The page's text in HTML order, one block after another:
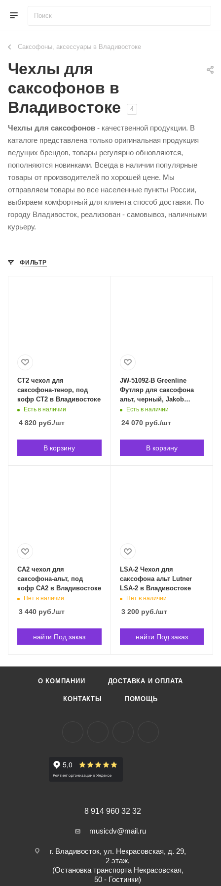
Саксофоны, аксессуары в Владивостоке
Чехлы для
саксофонов в
Владивостоке
4
Чехлы для саксофонов - качественной продукции. В
каталоге представлена только оригинальная продукция
ведущих брендов, товары регулярно обновляются,
пополняются новинками. Всегда в наличии популярные
товары от производителей по хорошей цене. Мы
отправляем товары во все населенные пункты России,
выбираем комфортный для клиента способ доставки. По
городу Владивосток, реализован - самовывоз, наличными
курьеру.
ФИЛЬТР
СТ2 чехол для
саксофона-тенор, под
кофр СТ2 в Владивостоке
Есть в наличии
4 820 руб./шт
В корзину
JW-51092-B Greenline
Футляр для саксофона
альт, черный, Jakob
Winter JW-51092 в
Есть в наличии
24 070руб./шт
В корзину
СА2 чехол для
саксофона-альт, под
кофр СА2 в Владивостоке
Нет в наличии
3 440 руб./шт
найти Под заказ
LSA-2 Чехол для
саксофона альт Lutner
LSA-2 в Владивостоке
Нет в наличии
3 200руб./шт
найти Под заказ
О КОМПАНИИ ДОСТАВКА И ОПЛАТА
КОНТАКТЫ ПОМОЩЬ
8 914 960 32 32
musicdv@mail.ru
г. Владивосток, ул. Некрасовская, д. 29,
2 этаж,
(Остановка транспорта Некрасовская,
50 - Гостинки)